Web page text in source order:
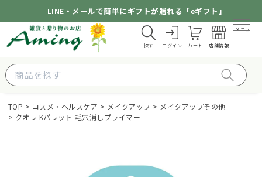
LINE・メールで簡単にギフトが贈れる「eギフト」
探す ログイン カート 店舗情報
メニュー
TOP コスメ・ヘルスケア メイクアップ
メイクアップその他
クオレ Kパレット 毛穴消しプライマー